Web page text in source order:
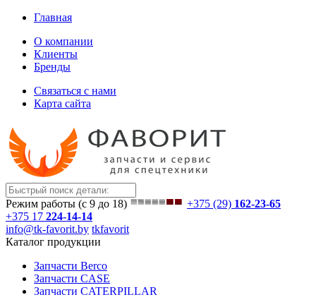
Главная
О компании
Клиенты
Бренды
Связаться с нами
Карта сайта
Режим работы (с 9 до 18) +375 (29) 162-23-65
+375 17 224-14-14
info@tk-favorit.by tkfavorit
Каталог продукции
Запчасти Berco
Запчасти CASE
Запчасти CATERPILLAR